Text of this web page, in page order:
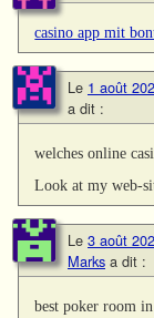
casino app mit
Le 1 août
a dit :
welches online
Look at my web-
Le 3 août
Marks a dit :
best poker room